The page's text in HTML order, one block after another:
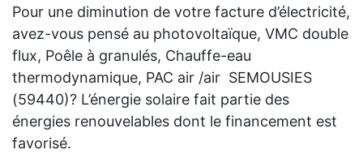
Pour une diminution de votre facture d’électricité,
avez-vous pensé au photovoltaïque, VMC double
flux, Poêle à granulés, Chauffe-eau
thermodynamique, PAC air /air SEMOUSIES
(59440)? L’énergie solaire fait partie des
énergies renouvelables dont le financement est
favorisé.